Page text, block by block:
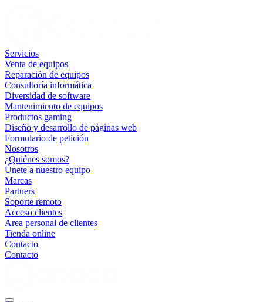
Servicios
Venta de equipos
Reparación de equipos
Consultoría informática
Diversidad de software
Mantenimiento de equipos
Productos gaming
Diseño y desarrollo de páginas web
Formulario de petición
Nosotros
¿Quiénes somos?
Únete a nuestro equipo
Marcas
Partners
Soporte remoto
Acceso clientes
Area personal de clientes
Tienda online
Contacto
Contacto